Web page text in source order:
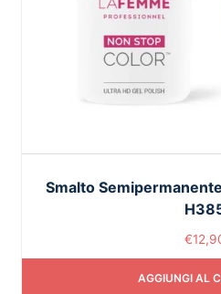
Smalto
€
AGGIUNGI AL